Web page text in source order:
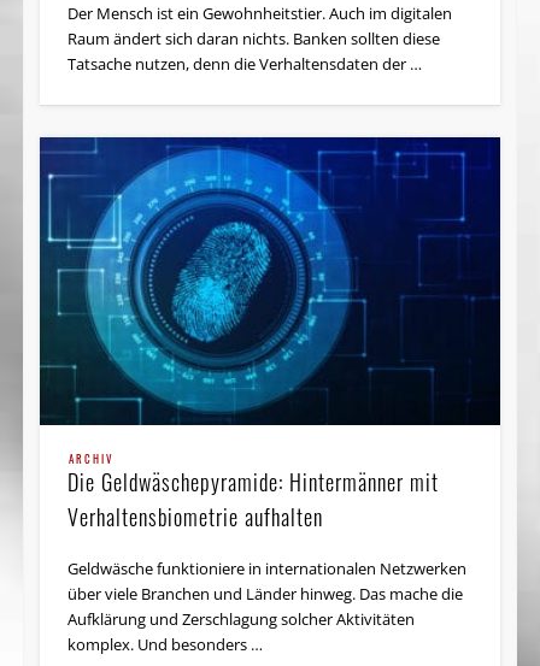
Der Mensch ist ein Gewohnheitstier. Auch im digitalen
Raum ändert sich daran nichts. Banken sollten diese
Tatsache nutzen, denn die Verhaltensdaten der …
ARCHIV
Die Geldwäschepyramide: Hintermänner mit
Verhaltensbiometrie aufhalten
Geldwäsche funktioniere in internationalen Netzwerken
über viele Branchen und Länder hinweg. Das mache die
Aufklärung und Zerschlagung solcher Aktivitäten
komplex. Und besonders …